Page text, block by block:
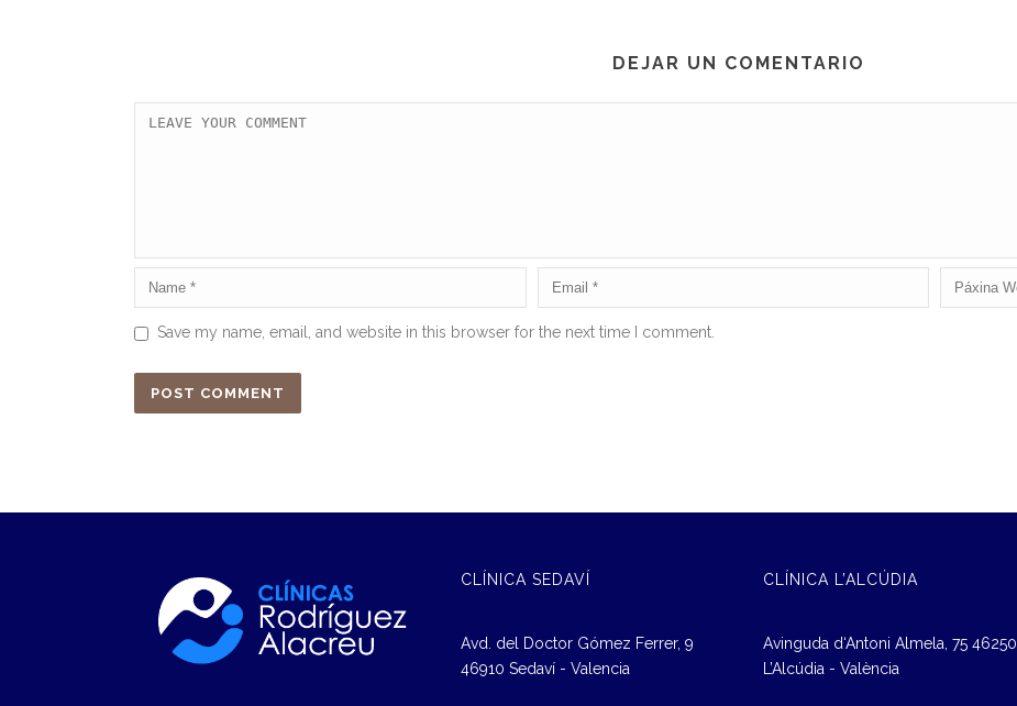
DEJAR UN COMENTARIO
Save my name, email, and website in this browser for the next time I comment.
CLÍNICA SEDAVÍ
Avd. del Doctor Gómez Ferrer, 9
46910 Sedaví - Valencia
CLÍNICA L’ALCÚDIA
Avinguda d‘Antoni Almela, 75 46250
L’Alcúdia - València